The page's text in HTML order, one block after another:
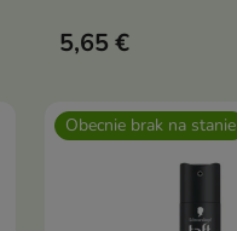
formuła, testowany
5,65 €
Obecnie brak na stanie